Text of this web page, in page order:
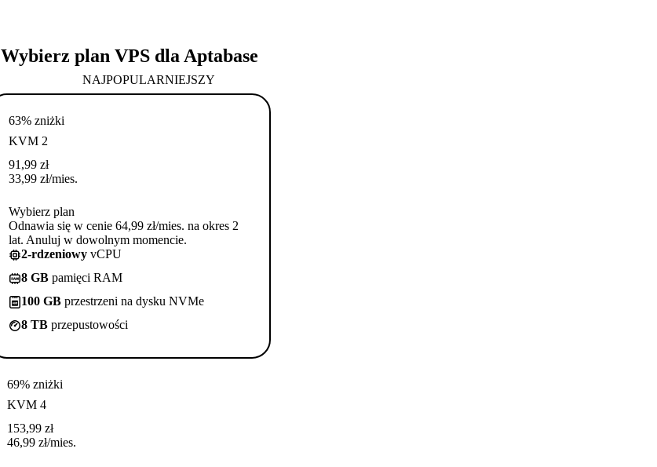
Wybierz plan VPS dla Aptabase
NAJPOPULARNIEJSZY
63% zniżki
KVM 2
91,99 zł
33,99 zł/mies.
Wybierz plan
Odnawia się w cenie 64,99 zł/mies. na okres 2
lat. Anuluj w dowolnym momencie.
2-rdzeniowy vCPU
8 GB pamięci RAM
100 GB przestrzeni na dysku NVMe
8 TB przepustowości
69% zniżki
KVM 4
153,99 zł
46,99 zł/mies.